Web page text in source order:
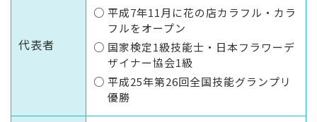
代表者
平成7年11月に花の店カラフル・カラ
フルをオープン
国家検定1級技能士・日本フラワーデ
ザイナー協会1級
平成25年第26回全国技能グランプリ
優勝